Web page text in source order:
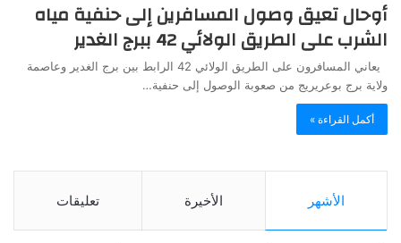
أوحال تعيق وصول المسافرين إلى حنفية مياه
الشرب على الطريق الولائي 42 ببرج الغدير
يعاني المسافرون على الطريق الولائي 42 الرابط بين برج الغدير وعاصمة
ولاية برج بوعريريج من صعوبة الوصول إلى حنفية…
أكمل القراءة »
الأشهر الأخيرة تعليقات